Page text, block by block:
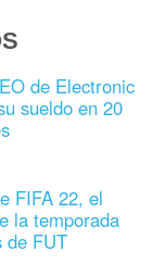
de Electronic
sueldo en 20
FIFA 22, el
la temporada
de FUT